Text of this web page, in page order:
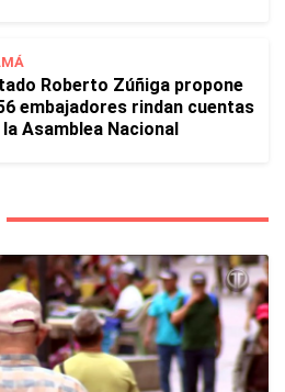
Roberto Zúñiga propone
embajadores rindan cuentas
Asamblea Nacional